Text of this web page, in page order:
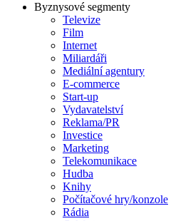
Byznysové segmenty
Televize
Film
Internet
Miliardáři
Mediální agentury
E-commerce
Start-up
Vydavatelství
Reklama/PR
Investice
Marketing
Telekomunikace
Hudba
Knihy
Počítačové hry/konzole
Rádia